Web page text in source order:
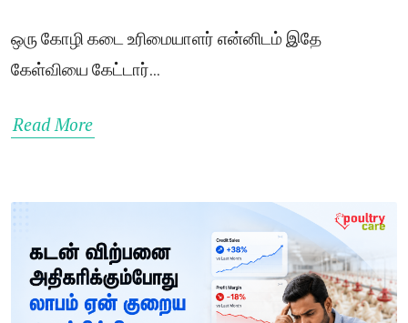
ஒரு கோழி கடை உரிமையாளர் என்னிடம் இதே
கேள்வியை கேட்டார்...
Read More